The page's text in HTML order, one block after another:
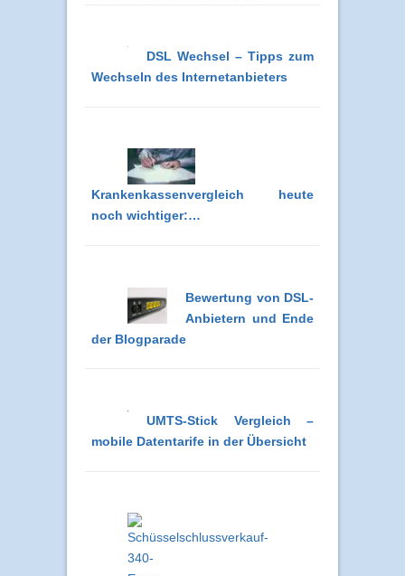
DSL Wechsel – Tipps zum
Wechseln des Internetanbieters
Krankenkassenvergleich heute
noch wichtiger:…
Bewertung von DSL-
Anbietern und Ende
der Blogparade
UMTS-Stick Vergleich –
mobile Datentarife in der Übersicht